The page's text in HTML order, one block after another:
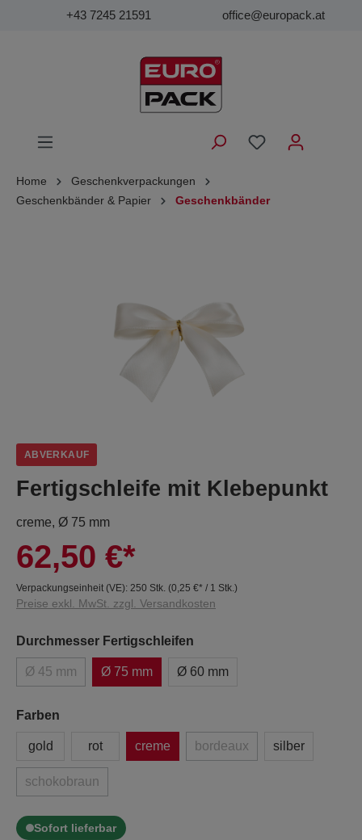
+43 7245 21591 office@europack.at
Home
Geschenkverpackungen
Geschenkbänder & Papier
Geschenkbänder
ABVERKAUF
Fertigschleife mit Klebepunkt
creme, Ø 75 mm
62,50 €*
Verpackungseinheit (VE): 250 Stk. (0,25 €* / 1 Stk.)
Preise exkl. MwSt. zzgl. Versandkosten
Durchmesser Fertigschleifen
Ø 45 mm Ø 75 mm Ø 60 mm
Farben
gold rot creme bordeaux silber
schokobraun
Sofort lieferbar